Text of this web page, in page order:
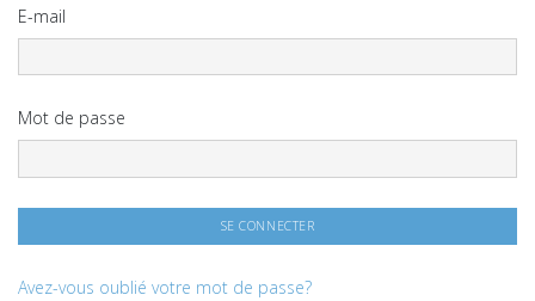
E-mail
Mot de passe
Avez-vous oublié votre mot de passe?